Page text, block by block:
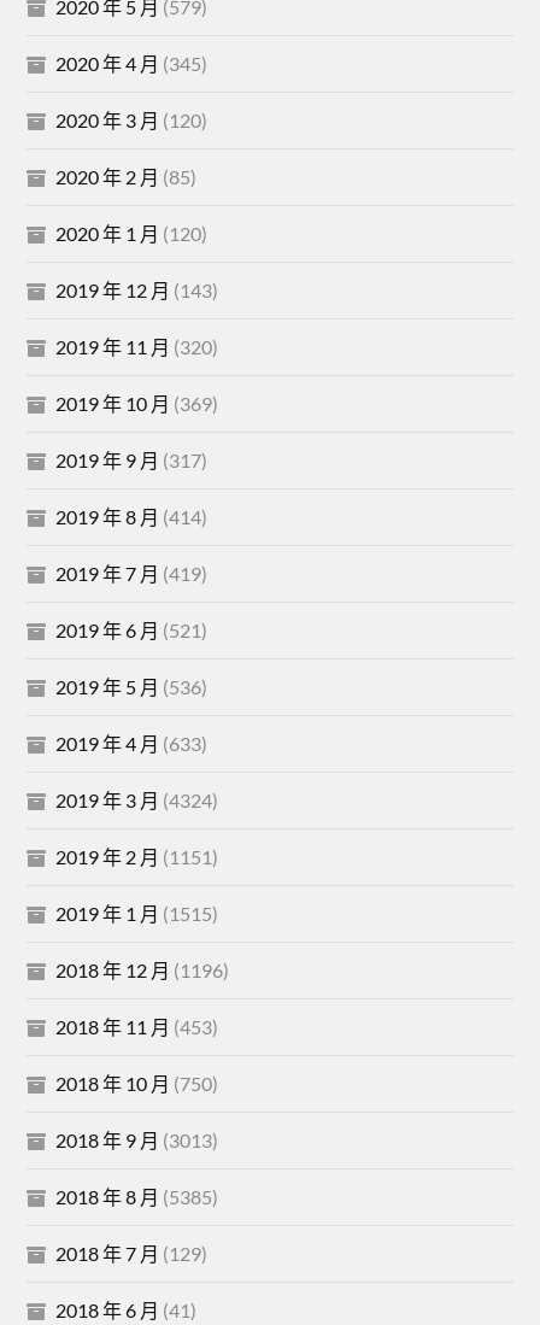
2020 年 5 月 (579)
2020 年 4 月 (345)
2020 年 3 月 (120)
2020 年 2 月 (85)
2020 年 1 月 (120)
2019 年 12 月 (143)
2019 年 11 月 (320)
2019 年 10 月 (369)
2019 年 9 月 (317)
2019 年 8 月 (414)
2019 年 7 月 (419)
2019 年 6 月 (521)
2019 年 5 月 (536)
2019 年 4 月 (633)
2019 年 3 月 (4324)
2019 年 2 月 (1151)
2019 年 1 月 (1515)
2018 年 12 月 (1196)
2018 年 11 月 (453)
2018 年 10 月 (750)
2018 年 9 月 (3013)
2018 年 8 月 (5385)
2018 年 7 月 (129)
2018 年 6 月 (41)